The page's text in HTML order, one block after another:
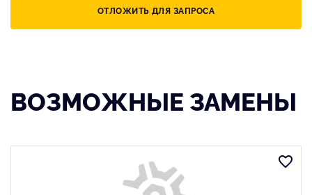
ОТЛОЖИТЬ ДЛЯ ЗАПРОСА
ВОЗМОЖНЫЕ ЗАМЕНЫ